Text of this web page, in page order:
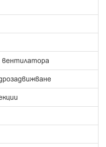
вентилатора